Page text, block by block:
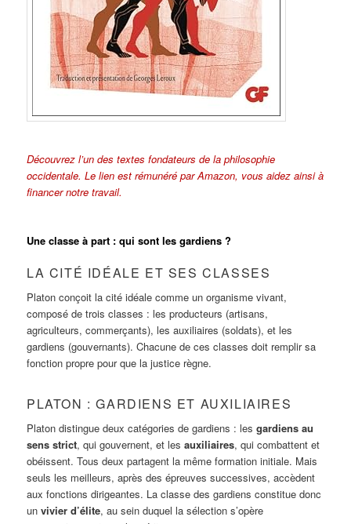
Découvrez l’un des textes fondateurs de la philosophie
occidentale. Le lien est rémunéré par Amazon, vous aidez ainsi à
financer notre travail.
Une classe à part : qui sont les gardiens ?
LA CITÉ IDÉALE ET SES CLASSES
Platon conçoit la cité idéale comme un organisme vivant,
composé de trois classes : les producteurs (artisans,
agriculteurs, commerçants), les auxiliaires (soldats), et les
gardiens (gouvernants). Chacune de ces classes doit remplir sa
fonction propre pour que la justice règne.
PLATON : GARDIENS ET AUXILIAIRES
Platon distingue deux catégories de gardiens : lesgardiens au
sens strict, qui gouvernent, et lesauxiliaires, qui combattent et
obéissent. Tous deux partagent la même formation initiale. Mais
seuls les meilleurs, après des épreuves successives, accèdent
aux fonctions dirigeantes. La classe des gardiens constitue donc
unvivier d’élite, au sein duquel la sélection s’opère